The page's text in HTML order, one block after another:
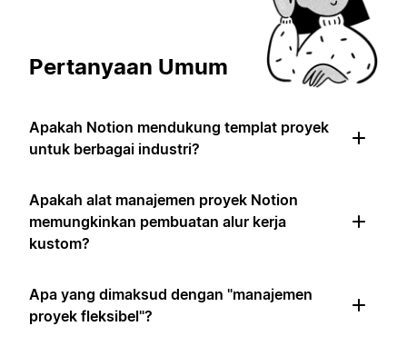
Pertanyaan Umum
Apakah Notion mendukung templat proyek
untuk berbagai industri?
Apakah alat manajemen proyek Notion
memungkinkan pembuatan alur kerja
kustom?
Apa yang dimaksud dengan "manajemen
proyek fleksibel"?